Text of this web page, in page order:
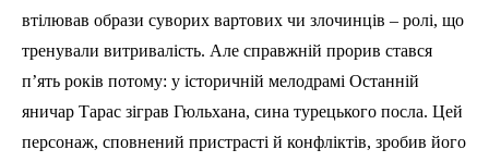
втілював образи суворих вартових чи злочинців – ролі, що
тренували витривалість. Але справжній прорив стався
п’ять років потому: у історичній мелодрамі Останній
яничар Тарас зіграв Гюльхана, сина турецького посла. Цей
персонаж, сповнений пристрасті й конфліктів, зробив його